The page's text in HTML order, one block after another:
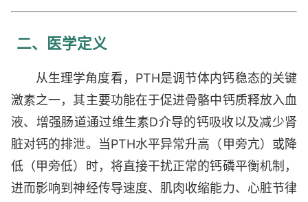
二、医学定义
从生理学角度看，PTH是调节体内钙稳态的关键
激素之一，其主要功能在于促进骨骼中钙质释放入血
液、增强肠道通过维生素D介导的钙吸收以及减少肾
脏对钙的排泄。当PTH水平异常升高（甲旁亢）或降
低（甲旁低）时，将直接干扰正常的钙磷平衡机制，
进而影响到神经传导速度、肌肉收缩能力、心脏节律